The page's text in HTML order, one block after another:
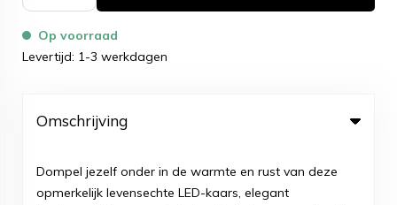
Op voorraad
Levertijd: 1-3 werkdagen
Omschrijving
Dompel jezelf onder in de warmte en rust van deze
opmerkelijk levensechte LED-kaars, elegant